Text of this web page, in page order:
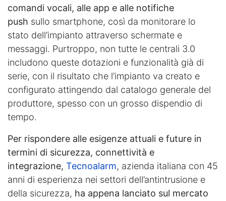
comandi vocali, alle app e alle notifiche
push sullo smartphone, così da monitorare lo
stato dell’impianto attraverso schermate e
messaggi. Purtroppo, non tutte le centrali 3.0
includono queste dotazioni e funzionalità già di
serie, con il risultato che l’impianto va creato e
configurato attingendo dal catalogo generale del
produttore, spesso con un grosso dispendio di
tempo.
Per rispondere alle esigenze attuali e future in
termini di sicurezza, connettività e
integrazione, Tecnoalarm, azienda italiana con 45
anni di esperienza nei settori dell’antintrusione e
della sicurezza, ha appena lanciato sul mercato